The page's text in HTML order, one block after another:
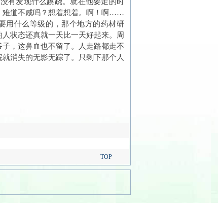
难道不咸吗？想着想着。啊！啊……
用什么等级的，那个地方的药材研
状态还真就一天比一天好起来。周
，这鼻血也不留了。人走路都走不
消失的无影无踪了。只剩下那个人
TOP